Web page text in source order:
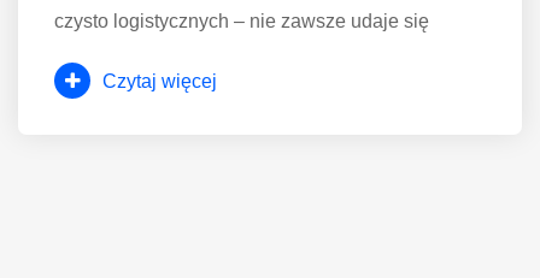
czysto logistycznych – nie zawsze udaje się
Czytaj więcej